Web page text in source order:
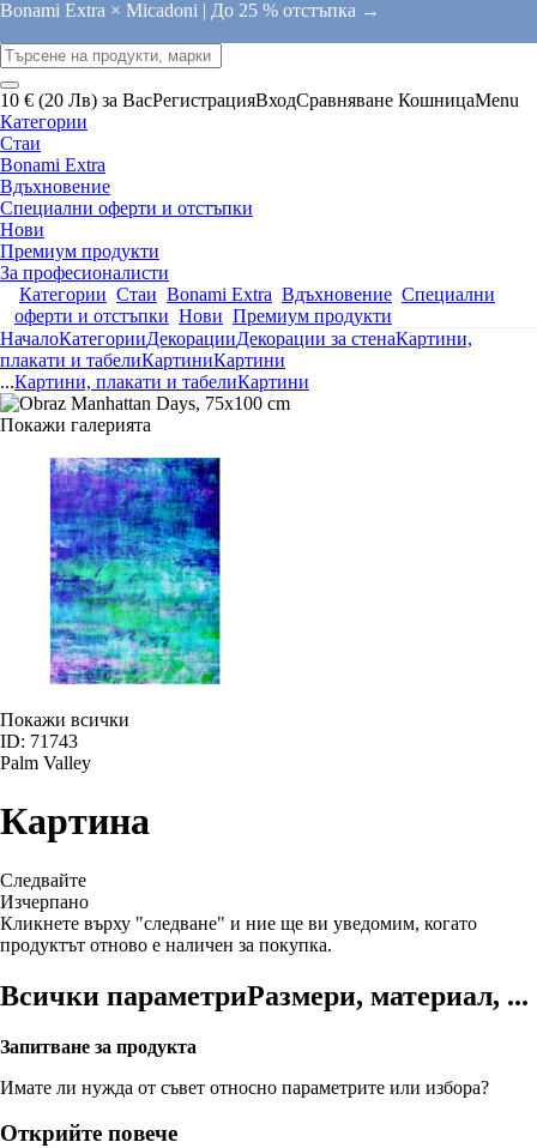
Bonami Extra × Micadoni | До 25 % отстъпка →
10 € (20 Лв) за ВасРегистрацияВходСравняване КошницаMenu
Категории
Стаи
Bonami Extra
Вдъхновение
Специални оферти и отстъпки
Нови
Премиум продукти
За професионалисти
Категории Стаи Bonami Extra Вдъхновение Специални
оферти и отстъпки Нови Премиум продукти
НачалоКатегорииДекорацииДекорации за стенаКартини,
плакати и табелиКартиниКартини
...Картини, плакати и табелиКартини
Покажи галерията
Покажи всички
ID: 71743
Palm Valley
Картина
Следвайте
Изчерпанo
Кликнете върху "следване" и ние ще ви уведомим, когато
продуктът отново е наличен за покупка.
Всички параметриРазмери, материал, ...
Запитване за продукта
Имате ли нужда от съвет относно параметрите или избора?
Открийте повече